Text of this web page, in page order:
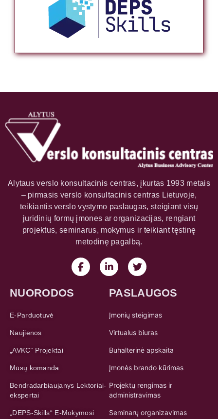
Alytaus verslo konsultacinis centras, įkurtas 1993 metais
– pirmasis verslo konsultacinis centras Lietuvoje,
teikiantis verslo vystymo paslaugas, steigiant visų
juridinių formų įmones ar organizacijas, rengiant
projektus, seminarus, mokymus ir teikiant tęstinę
metodinę pagalbą.
NUORODOS
E-Parduotuvė
Naujienos
„AVKC“ Projektai
Mūsų komanda
Bendradarbiaujanys Lektoriai-
ekspertai
„DEPS-Skills“ E-Mokymosi
PASLAUGOS
Įmonių steigimas
Virtualus biuras
Buhalterinė apskaita
Įmonės brando kūrimas
Projektų rengimas ir
administravimas
Seminarų organizavimas